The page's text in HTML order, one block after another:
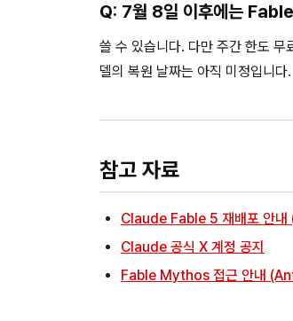
Q: 7월 8일 이후에는
쓸 수 있습니다. 다만 주간 한도
델의 복원 날짜는 아직 미정입니다.
참고 자료
Claude Fable 5 재배포 안
Claude 공식 X 계정 공지
Fable Mythos 접근 안내